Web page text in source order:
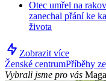
Otec umřel na
zanechal přání ke
života
Zobrazit více
Ženské centrumPříběhy
Vybrali jsme pro vás